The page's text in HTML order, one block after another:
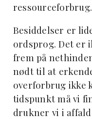
ressourceforbrug.
Besiddelser er
ordsprog. Det er
frem på
nødt til at
overforbrug ikke
tidspunkt må vi
drukner vi i